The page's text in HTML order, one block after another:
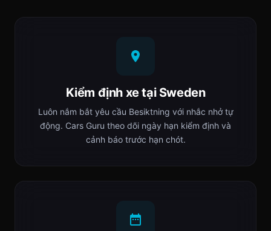
Kiểm định xe tại Sweden
Luôn nắm bắt yêu cầu Besiktning với nhắc nhở tự
động. Cars Guru theo dõi ngày hạn kiểm định và
cảnh báo trước hạn chót.